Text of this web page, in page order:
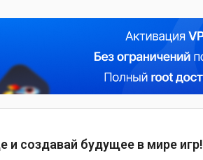
и создавай будущее в мире игр!